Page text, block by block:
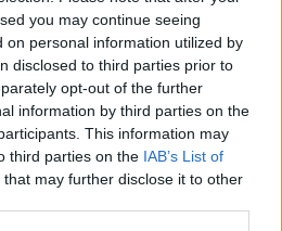
you may continue seeing
on personal information utilized by
disclosed to third parties prior to
opt-out of the further
information by third parties on the
This information may
third parties on the IAB’s List of
that may further disclose it to other
si è quindi aggiudicato in modo
bando “Sport e Periferie”, un
che il Ministero dello Sport ha
di Castiglion Fiorentino